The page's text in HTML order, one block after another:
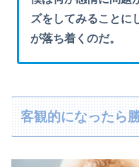
ズをしてみることに
が落ち着くのだ。
客観的になったら